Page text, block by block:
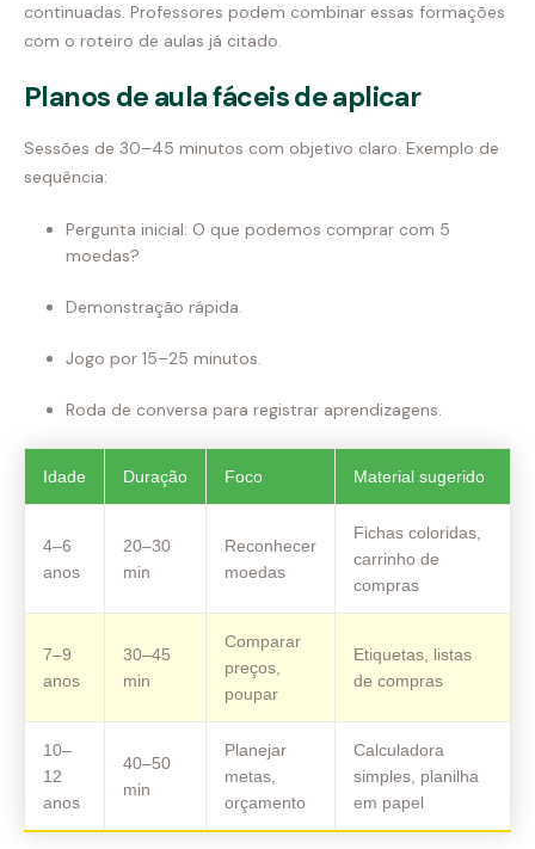
continuadas. Professores podem combinar essas formações
com o roteiro de aulas já citado.
Planos de aula fáceis de aplicar
Sessões de 30–45 minutos com objetivo claro. Exemplo de
sequência:
Pergunta inicial: O que podemos comprar com 5
moedas?
Demonstração rápida.
Jogo por 15–25 minutos.
Roda de conversa para registrar aprendizagens.
Idade Duração Foco Material sugerido
4–6
anos
20–30
min
Reconhecer
moedas
Fichas coloridas,
carrinho de
compras
7–9
anos
30–45
min
Comparar
preços,
poupar
Etiquetas, listas
de compras
10–
12
anos
40–50
min
Planejar
metas,
orçamento
Calculadora
simples, planilha
em papel